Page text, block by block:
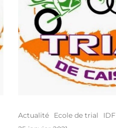
Actualité Ecole de trial IDF